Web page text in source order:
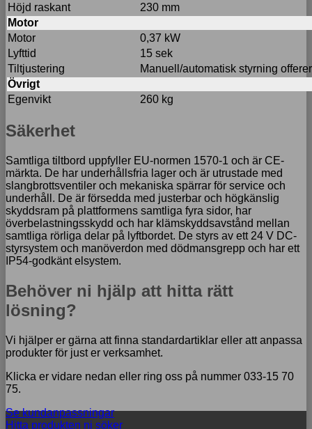
Höjd raskant
230 mm
Motor
Motor
0,37 kW
Lyfttid
15 sek
Tiltjustering
Manuell/automatisk styrning
Övrigt
Egenvikt
260 kg
Säkerhet
Samtliga tiltbord uppfyller EU-normen 1570-1 och är CE-
märkta. De har underhållsfria lager och är utrustade med
slangbrottsventiler och mekaniska spärrar för service och
underhåll. De är försedda med justerbar och högkänslig
skyddsram på plattformens samtliga fyra sidor, har
överbelastningsskydd och har klämskyddsavstånd mellan
samtliga rörliga delar på lyftbordet. De styrs av ett 24 V DC-
styrsystem och manöverdon med dödmansgrepp och har ett
IP54-godkänt elsystem.
Behöver ni hjälp att hitta rätt
lösning?
Vi hjälper er gärna att finna standardartiklar eller att anpassa
produkter för just er verksamhet.
Klicka er vidare nedan eller ring oss på nummer 033-15 70
75.
Se kundanpassningar
Hitta produkten ni söker